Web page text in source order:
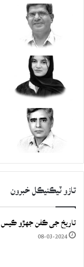
تازو ٽيڪنيڪل خبرون
تاريخ جي ڪفن جھڙو ڪيس
08-03-2024